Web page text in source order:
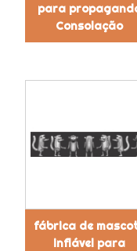
para
Consolação
fábrica de
inflável para